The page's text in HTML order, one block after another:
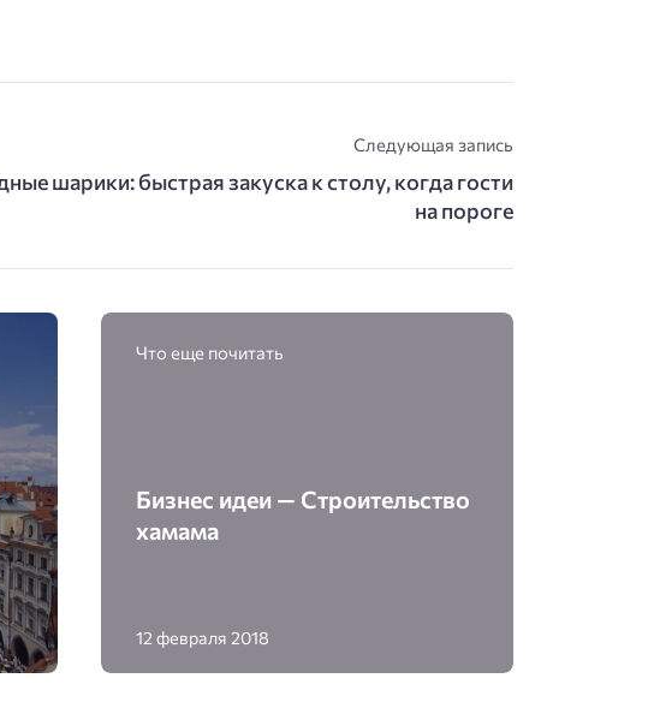
Следующая запись
шарики: быстрая закуска к столу, когда гости
на пороге
Что еще почитать
Бизнес идеи — Строительство
хамама
12 февраля 2018